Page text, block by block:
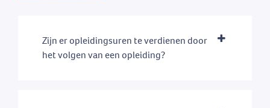
Zijn er opleidingsuren te verdienen door
het volgen van een opleiding?